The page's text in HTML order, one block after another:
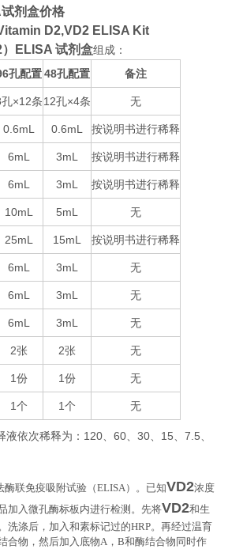
剂盒价格
Vitamin D2,VD2 ELISA Kit
ELISA 试剂盒组成：
孔配置 48孔配置 备注
孔×12条 12孔×4条 无
0.6mL 0.6mL 按说明书进行稀释
6mL 3mL 按说明书进行稀释
6mL 3mL 按说明书进行稀释
10mL 5mL 无
25mL 15mL 按说明书进行稀释
6mL 3mL 无
6mL 3mL 无
6mL 3mL 无
2张 2张 无
1份 1份 无
1个 1个 无
依次稀释为： 120、60、30、 15、7.5、
酶联免疫吸附试验（ELISA）。已知VD2浓度
加入微孔酶标板内进行检测。先将VD2和生
洗涤后，加入和素标记过的HRP。再经过温育
合物，然后加入底物A ，B和酶结合物同时作